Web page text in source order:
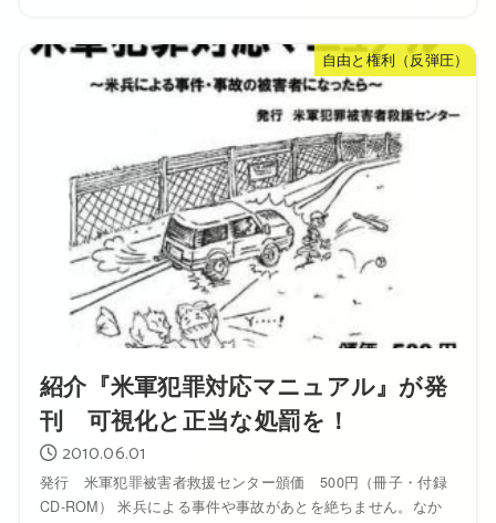
自由と権利（反弾圧）
紹介『米軍犯罪対応マニュアル』が発
刊 可視化と正当な処罰を！
2010.06.01
発行 米軍犯罪被害者救援センター頒価 500円（冊子・付録
CD-ROM） 米兵による事件や事故があとを絶ちません。なか